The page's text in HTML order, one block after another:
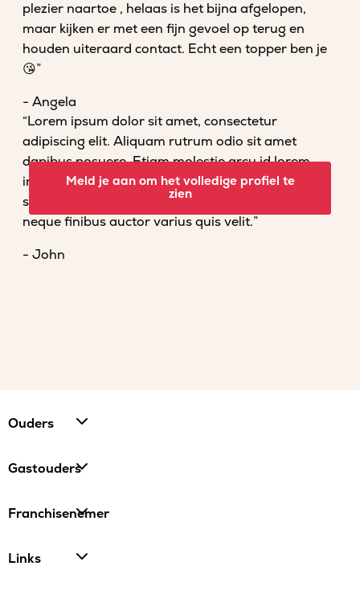
plezier naartoe , helaas is het bijna afgelopen,
maar kijken er met een fijn gevoel op terug en
houden uiteraard contact. Echt een topper ben je
😘”
- Angela
“Lorem ipsum dolor sit amet, consectetur
adipiscing elit. Aliquam rutrum odio sit amet
dapibus posuere. Etiam molestie arcu id lorem
imperdiet convallis. Fusce venenatis nisl nec dolor
scelerisque tempor. Vestibulum et magna vel
neque finibus auctor varius quis velit.”
- John
Meld je aan om het volledige profiel te
zien
Ouders
Gastouders
Franchisenemer
Links